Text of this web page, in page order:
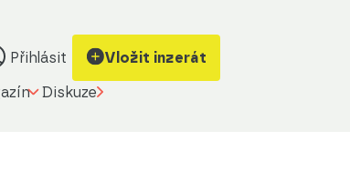
Přihlásit Vložit inzerát
Diskuze